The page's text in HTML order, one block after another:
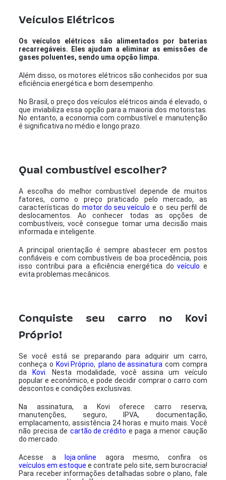
Veículos Elétricos
Os veículos elétricos são alimentados por baterias
recarregáveis. Eles ajudam a eliminar as emissões de
gases poluentes, sendo uma opção limpa.
Além disso, os motores elétricos são conhecidos por sua
eficiência energética e bom desempenho.
No Brasil, o preço dos veículos elétricos ainda é elevado, o
que inviabiliza essa opção para a maioria dos motoristas.
No entanto, a economia com combustível e manutenção
é significativa no médio e longo prazo.
Qual combustível escolher?
A escolha do melhor combustível depende de muitos
fatores, como o preço praticado pelo mercado, as
características domotor do seu veículo e o seu perfil de
deslocamentos. Ao conhecer todas as opções de
combustíveis, você consegue tomar uma decisão mais
informada e inteligente.
A principal orientação é sempre abastecer em postos
confiáveis e com combustíveis de boa procedência, pois
isso contribui para a eficiência energética doveículo e
evita problemas mecânicos.
Conquiste seu carro no Kovi
Próprio!
Se você está se preparando para adquirir um carro,
conheça o Kovi Próprio, plano de assinatura com compra
da
Kovi . Nesta modalidade, você assina um veículo
popular e econômico, e pode decidir comprar o carro com
descontos e condições exclusivas.
Na assinatura, a Kovi oferece carro reserva,
manutenções, seguro, IPVA, documentação,
emplacamento, assistência 24 horas e muito mais. Você
não precisa de cartão de crédito e paga a menor caução
do mercado.
Acesse a loja online agora mesmo, confira os
veículos em estoque e contrate pelo site, sem burocracia!
Para receber informações detalhadas sobre o plano, fale